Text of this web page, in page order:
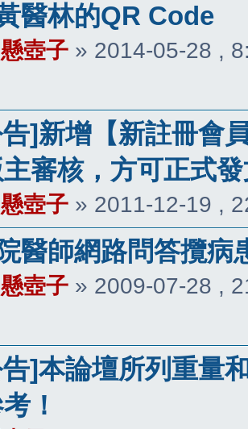
醫林的QR Code
懸壺子 » 2014-05-28 ,
]新增【新註冊會
審核，方可正式發
懸壺子 » 2011-12-19 ,
醫師網路問答攬病
懸壺子 » 2009-07-28 ,
]本論壇所列重量
！